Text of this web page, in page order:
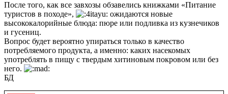
После того, как все завхозы обзавелись книжками «Питание
туристов в походе»,
ожидаются новые
высококалорийные блюда: пюре или подливка из кузнечиков
и гусениц.
Вопрос будет вероятно упираться только в качество
потребляемого продукта, а именно: каких насекомых
употреблять в пищу с твердым хитиновым покровом или без
него.
БД